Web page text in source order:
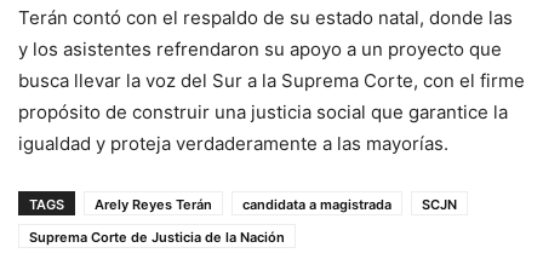
Terán contó con el respaldo de su estado natal, donde las
y los asistentes refrendaron su apoyo a un proyecto que
busca llevar la voz del Sur a la Suprema Corte, con el firme
propósito de construir una justicia social que garantice la
igualdad y proteja verdaderamente a las mayorías.
TAGS Arely Reyes Terán candidata a magistrada
SCJN
Suprema Corte de Justicia de la Nación